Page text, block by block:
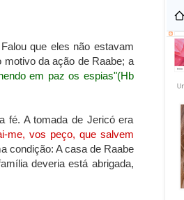
que eles não estavam
da ação de Raabe; a
em paz os espias"(Hb
fé. A tomada de Jericó era
me, vos peço, que salvem
condição: A casa de Raabe
deveria está abrigada,